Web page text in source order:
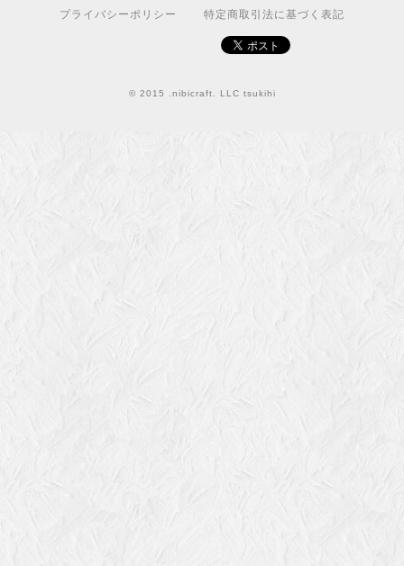
プライバシーポリシー 特定商取引法に基づく表記
© 2015 .nibicraft. LLC tsukihi